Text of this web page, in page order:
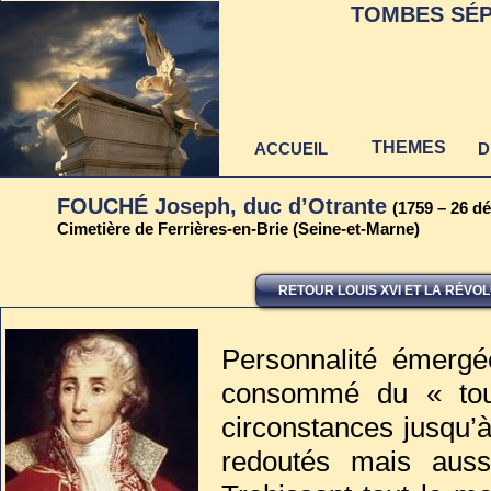
RETOUR LOUIS XVI ET LA
FOUCHÉ Joseph, duc d’Otrante (1759 – 26
Cimetière de Ferrières-en-Brie (Seine-et-Marne)
Personnalité
consommé du «
circonstances
redoutés mais
au 22 juin 2021
TOMBES
ACCUEIL THEMES